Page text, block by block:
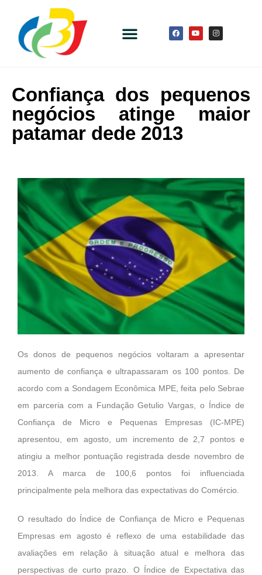
Confiança dos pequenos
negócios atinge maior
patamar dede 2013
Os donos de pequenos negócios voltaram a apresentar
aumento de confiança e ultrapassaram os 100 pontos. De
acordo com a Sondagem Econômica MPE, feita pelo Sebrae
em parceria com a Fundação Getulio Vargas, o Índice de
Confiança de Micro e Pequenas Empresas (IC-MPE)
apresentou, em agosto, um incremento de 2,7 pontos e
atingiu a melhor pontuação registrada desde novembro de
2013. A marca de 100,6 pontos foi influenciada
principalmente pela melhora das expectativas do Comércio.
O resultado do Índice de Confiança de Micro e Pequenas
Empresas em agosto é reflexo de uma estabilidade das
avaliações em relação à situação atual e melhora das
perspectivas de curto prazo. O Índice de Expectativa das